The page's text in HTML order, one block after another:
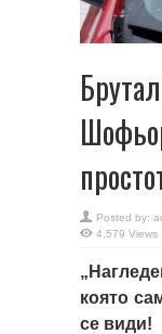
Posted by:
4,579 Views
която
се види!